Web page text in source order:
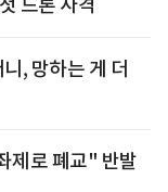
드론 사격
, 망하는 게 더
제로 폐교" 반발